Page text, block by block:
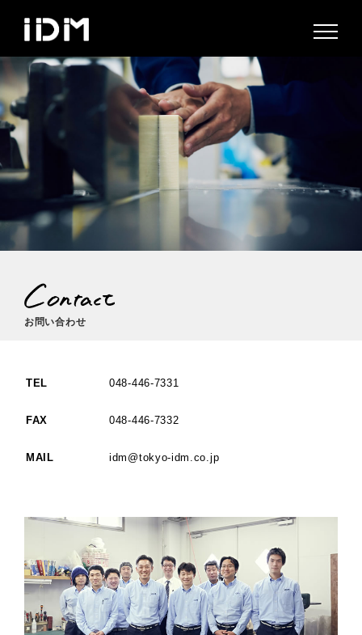
お問い合わせ
TEL 048-446-7331
FAX 048-446-7332
MAIL idm@tokyo-idm.co.jp